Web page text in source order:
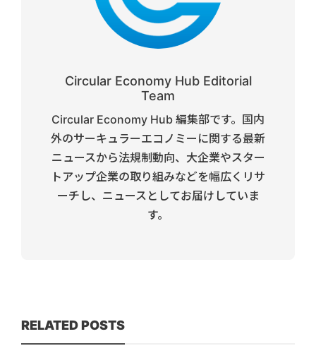
Circular Economy Hub Editorial
Team
Circular Economy Hub 編集部です。国内
外のサーキュラーエコノミーに関する最新
ニュースから法規制動向、大企業やスター
トアップ企業の取り組みなどを幅広くリサ
ーチし、ニュースとしてお届けしていま
す。
RELATED POSTS